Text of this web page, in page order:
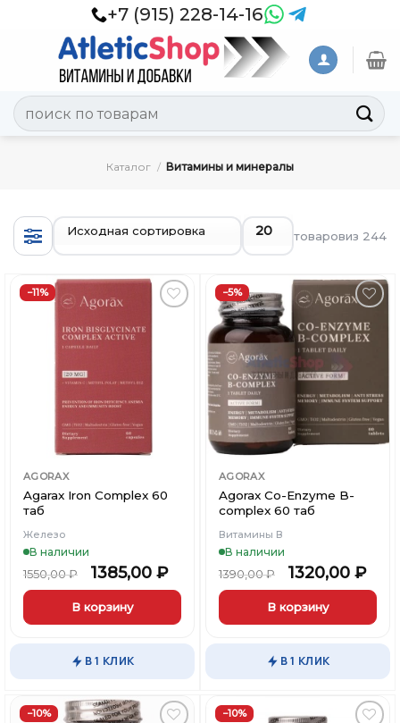
+7 (915) 228-14-16
Искать:
Каталог / Витамины и минералы
товаровиз 244
−11%
Добавить
AGORAX
Agarax Iron Complex 60
таб
Железо
В наличии
1550,00₽ 1385,00 ₽
В корзину
В 1 КЛИК
−5%
Добавить
в
AGORAX
Agorax Co-Enzyme B-
complex 60 таб
Витамины В
В наличии
1390,00₽ 1320,00 ₽
В корзину
В 1 КЛИК
−10% −10%